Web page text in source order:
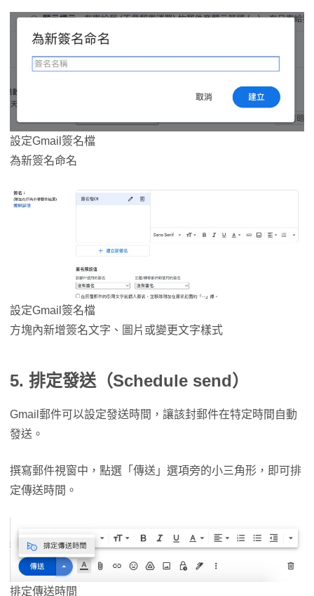
設定Gmail簽名檔
為新簽名命名
設定Gmail簽名檔
方塊內新增簽名文字、圖片或變更文字樣式
5. 排定發送（Schedule send）
Gmail郵件可以設定發送時間，讓該封郵件在特定時間自動
發送。
撰寫郵件視窗中，點選「傳送」選項旁的小三角形，即可排
定傳送時間。
排定傳送時間